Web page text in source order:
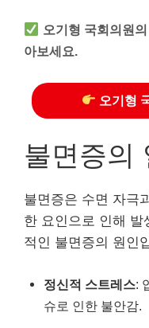
오기형 국회의원
아보세요.
오기형
불면증의
불면증은 수면 자극
한 요인으로 인해
적인 불면증의 원인
정신적 스트레스:
슈로 인한 불안감.